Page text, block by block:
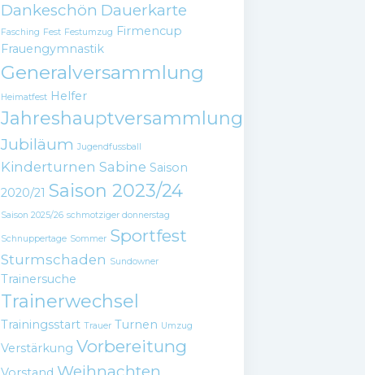
Dankeschön Dauerkarte
Fasching Fest Festumzug Firmencup
Frauengymnastik
Generalversammlung
Heimatfest Helfer
Jahreshauptversammlung
Jubiläum Jugendfussball
Kinderturnen Sabine Saison
2020/21 Saison 2023/24
Saison 2025/26 schmotziger donnerstag
Schnuppertage Sommer Sportfest
Sturmschaden Sundowner
Trainersuche
Trainerwechsel
Trainingsstart Trauer Turnen Umzug
Verstärkung Vorbereitung